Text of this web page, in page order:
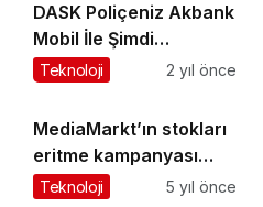
DASK Poliçeniz Akbank
Mobil İle Şimdi
Parmaklarınızın
Teknoloji 2 yıl önce
MediaMarkt’ın stokları
eritme kampanyası
devam ediyor
Teknoloji 5 yıl önce